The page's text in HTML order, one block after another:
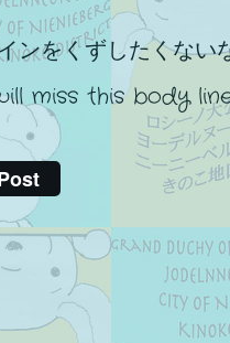
ンをくずしたくない
miss this body